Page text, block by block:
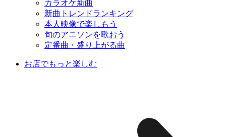
カラオケ新曲
新曲トレンドランキング
本人映像で楽しもう
旬のアニソンを歌おう
定番曲・盛り上がる曲
お店でもっと楽しむ